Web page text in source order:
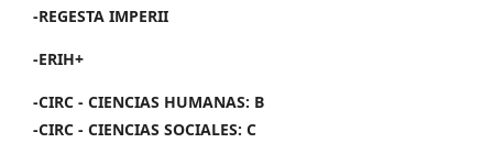
-REGESTA IMPERII
-ERIH+
-CIRC - CIENCIAS HUMANAS: B
-CIRC - CIENCIAS SOCIALES: C